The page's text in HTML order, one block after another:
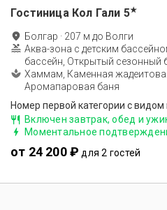
Гостиница Кол Гали 5★
Болгар · 207 м до Волги
Аква-зона с детским
бассейн, Открытый сезонный
Хаммам, Каменная
Аромапаровая баня
Номер первой категории с видом
Включен завтрак, обед и
Моментальное
от 24 200 ₽ для 2 гостей